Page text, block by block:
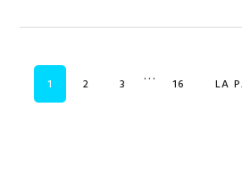
PÁGINA
1 PÁGINA
2 PÁGINA
3
Se
… PÁGINA
16 IR A
LA